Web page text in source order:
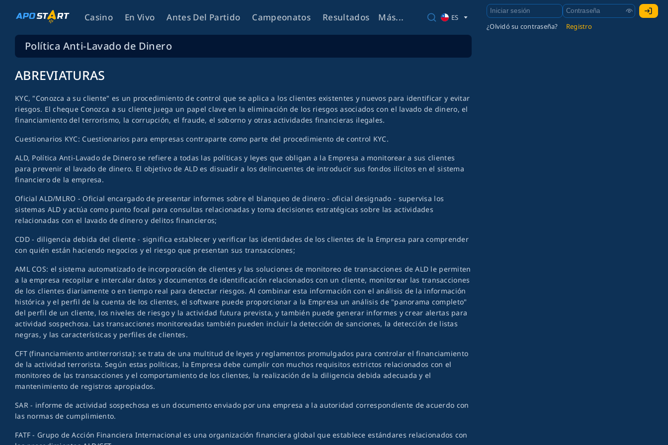
Casino En Vivo Antes Del Partido Campeonatos Resultados Más...
ES
¿Olvidó su contraseña?
Registro
Política Anti-Lavado de Dinero
ABREVIATURAS
KYC, "Conozca a su cliente" es un procedimiento de control que se aplica a los clientes existentes y nuevos para identificar y evitar
riesgos. El cheque Conozca a su cliente juega un papel clave en la eliminación de los riesgos asociados con el lavado de dinero, el
financiamiento del terrorismo, la corrupción, el fraude, el soborno y otras actividades financieras ilegales.
Cuestionarios KYC: Cuestionarios para empresas contraparte como parte del procedimiento de control KYC.
ALD, Política Anti-Lavado de Dinero se refiere a todas las políticas y leyes que obligan a la Empresa a monitorear a sus clientes
para prevenir el lavado de dinero. El objetivo de ALD es disuadir a los delincuentes de introducir sus fondos ilícitos en el sistema
financiero de la empresa.
Oficial ALD/MLRO - Oficial encargado de presentar informes sobre el blanqueo de dinero - oficial designado - supervisa los
sistemas ALD y actúa como punto focal para consultas relacionadas y toma decisiones estratégicas sobre las actividades
relacionadas con el lavado de dinero y delitos financieros;
CDD - diligencia debida del cliente - significa establecer y verificar las identidades de los clientes de la Empresa para comprender
con quién están haciendo negocios y el riesgo que presentan sus transacciones;
AML COS: el sistema automatizado de incorporación de clientes y las soluciones de monitoreo de transacciones de ALD le permiten
a la empresa recopilar e intercalar datos y documentos de identificación relacionados con un cliente, monitorear las transacciones
de los clientes diariamente o en tiempo real para detectar riesgos. Al combinar esta información con el análisis de la información
histórica y el perfil de la cuenta de los clientes, el software puede proporcionar a la Empresa un análisis de "panorama completo"
del perfil de un cliente, los niveles de riesgo y la actividad futura prevista, y también puede generar informes y crear alertas para
actividad sospechosa. Las transacciones monitoreadas también pueden incluir la detección de sanciones, la detección de listas
negras, y las características y perfiles de clientes.
CFT (financiamiento antiterrorista): se trata de una multitud de leyes y reglamentos promulgados para controlar el financiamiento
de la actividad terrorista. Según estas políticas, la Empresa debe cumplir con muchos requisitos estrictos relacionados con el
monitoreo de las transacciones y el comportamiento de los clientes, la realización de la diligencia debida adecuada y el
mantenimiento de registros apropiados.
SAR - informe de actividad sospechosa es un documento enviado por una empresa a la autoridad correspondiente de acuerdo con
las normas de cumplimiento.
FATF - Grupo de Acción Financiera Internacional es una organización financiera global que establece estándares relacionados con